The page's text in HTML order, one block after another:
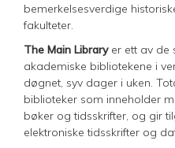
bemerkelsesverdige
fakulteter.
The Main Library er ett av de
akademiske bibliotekene i
døgnet, syv dager i uken.
biblioteker som inneholder
bøker og tidsskrifter, og gir
elektroniske tidsskrifter og